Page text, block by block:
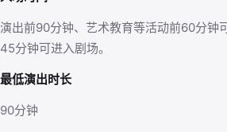
演出前90分钟、艺术教育等活动前60分钟
45分钟可进入剧场。
最低演出时长
90分钟